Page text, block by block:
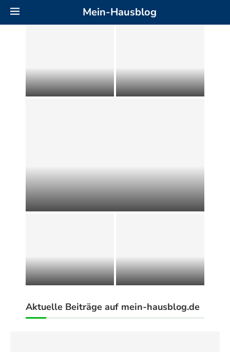
Mein-Hausblog
befestigen: Anleitung zum
Selbermachen
Neigungswinkel richtig
einstellen
Großformatfliesen im Bad und Wohnraum:
Planung, Verlegung und Wirkung
Unterhaltsreinigung für
Unternehmen lohnt
Wohnraum: Worauf es bei
der Auswahl wirklich...
Aktuelle Beiträge auf mein-hausblog.de